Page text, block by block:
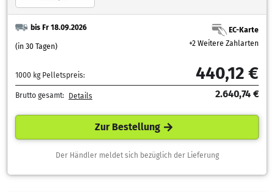
bis Fr 18.09.2026
(in 30 Tagen)
EC-Karte
+2 Weitere Zahlarten
1000 kg Pelletspreis: 440,12 €
Brutto gesamt: Details 2.640,74 €
Zur Bestellung
Der Händler meldet sich bezüglich der Lieferung